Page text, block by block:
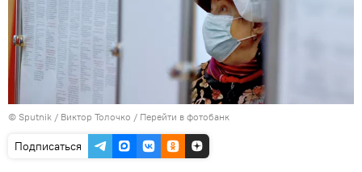
© Sputnik / Виктор Толочко / Перейти в фотобанк
Подписаться